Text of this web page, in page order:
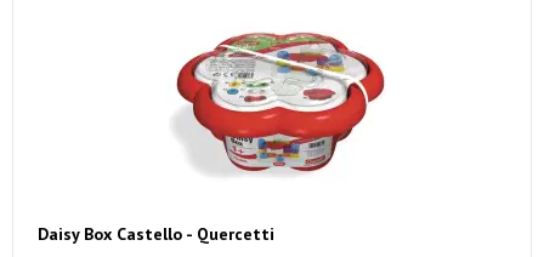
Daisy Box Castello - Quercetti